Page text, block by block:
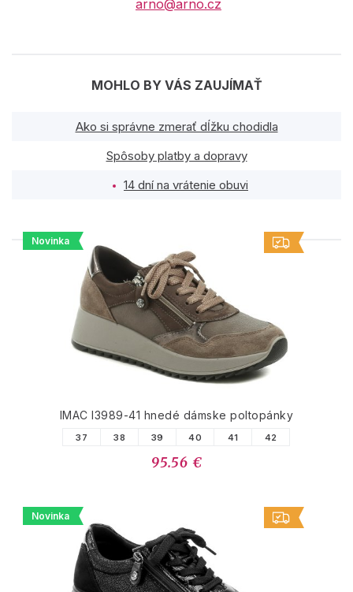
arno@arno.cz
MOHLO BY VÁS ZAUJÍMAŤ
Ako si správne zmerať dĺžku chodidla
Spôsoby platby a dopravy
14 dní na vrátenie obuvi
PODOBNÉ PRODUKTY
Novinka
IMAC I3989-41 hnedé dámske poltopánky
37 38 39 40 41 42
95.56 €
Novinka